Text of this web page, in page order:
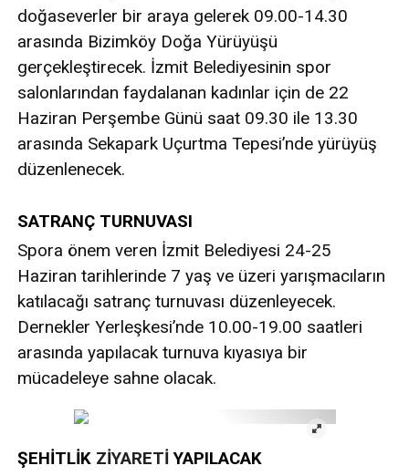
doğaseverler bir araya gelerek 09.00-14.30
arasında Bizimköy Doğa Yürüyüşü
gerçekleştirecek. İzmit Belediyesinin spor
salonlarından faydalanan kadınlar için de 22
Haziran Perşembe Günü saat 09.30 ile 13.30
arasında Sekapark Uçurtma Tepesi’nde yürüyüş
düzenlenecek.
SATRANÇ TURNUVASI
Spora önem veren İzmit Belediyesi 24-25
Haziran tarihlerinde 7 yaş ve üzeri yarışmacıların
katılacağı satranç turnuvası düzenleyecek.
Dernekler Yerleşkesi’nde 10.00-19.00 saatleri
arasında yapılacak turnuva kıyasıya bir
mücadeleye sahne olacak.
ŞEHİTLİK ZİYARETİ YAPILACAK